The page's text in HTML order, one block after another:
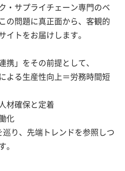
・サプライチェーン専門のベ
の問題に真正面から、客観的
イトをお届けします。
携」をその前提として、
る生産性向上＝労務時間短
確保と定着
化
り、先端トレンドを参照しつ